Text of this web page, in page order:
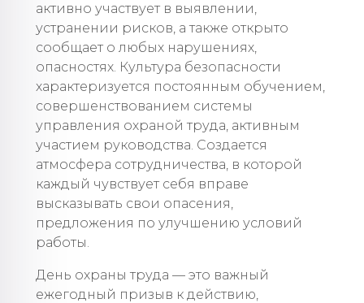
активно участвует в выявлении,
устранении рисков, а также открыто
сообщает о любых нарушениях,
опасностях. Культура безопасности
характеризуется постоянным обучением,
совершенствованием системы
управления охраной труда, активным
участием руководства. Создается
атмосфера сотрудничества, в которой
каждый чувствует себя вправе
высказывать свои опасения,
предложения по улучшению условий
работы.
День охраны труда — это важный
ежегодный призыв к действию,